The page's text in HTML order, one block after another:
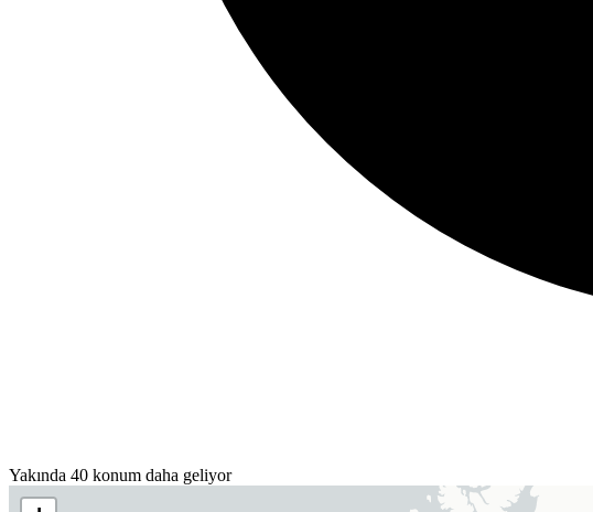
Yakında 40 konum daha geliyor